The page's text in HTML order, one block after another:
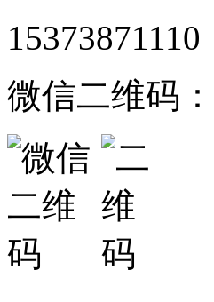
15373871110
微信二维码：